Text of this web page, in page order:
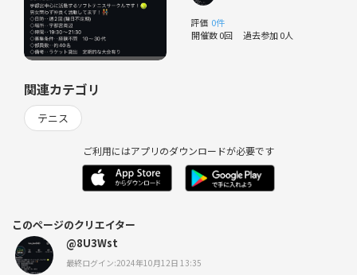
評価 0件
開催数 0回 過去参加 0人
関連カテゴリ
テニス
ご利用にはアプリのダウンロードが必要です
このページのクリエイター
@8U3Wst
最終ログイン:2024年10月12日 13:35